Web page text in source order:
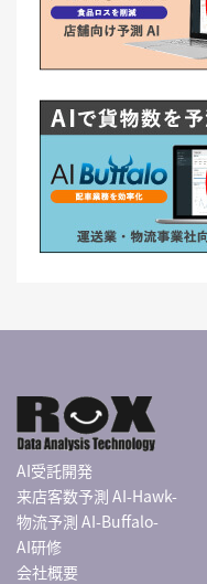
AI受託開発
来店客数予測 AI-Hawk-
物流予測 AI-Buffalo-
AI研修
会社概要